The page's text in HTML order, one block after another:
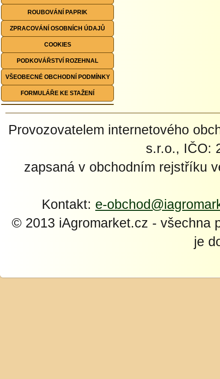
ROUBOVÁNÍ PAPRIK
ZPRACOVÁNÍ OSOBNÍCH ÚDAJŮ
COOKIES
PODKOVÁŘSTVÍ ROZEHNAL
VŠEOBECNÉ OBCHODNÍ PODMÍNKY
FORMULÁŘE KE STAŽENÍ
Provozovatelem internetového
s.r.o., IČO:
zapsaná v obchodním rejstříku
Kontakt: e-
© 2013 iAgromarket.cz - všechna
je